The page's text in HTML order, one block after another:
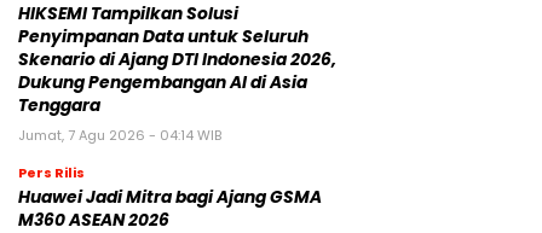
HIKSEMI Tampilkan Solusi
Penyimpanan Data untuk Seluruh
Skenario di Ajang DTI Indonesia 2026,
Dukung Pengembangan AI di Asia
Tenggara
Jumat, 7 Agu 2026 - 04:14 WIB
Pers Rilis
Huawei Jadi Mitra bagi Ajang GSMA
M360 ASEAN 2026